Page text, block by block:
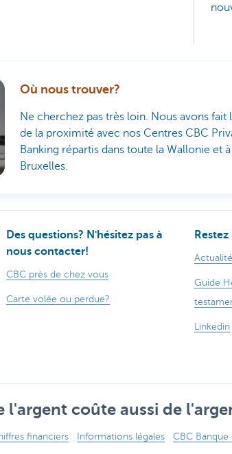
Où nous trouver?
Ne cherchez pas très loin. Nous avons fait
de la proximité avec nos Centres CBC
Banking répartis dans toute la Wallonie et à
Bruxelles.
Des questions? N'hésitez pas à
nous contacter!
CBC près de chez vous
Carte volée ou perdue?
Guide
Linkedin
coûte aussi de
financiers Informations légales
CBC Banque